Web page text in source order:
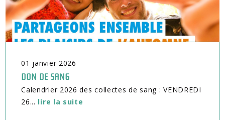
01 janvier 2026
DON DE SANG
Calendrier 2026 des collectes de sang : VENDREDI
26... lire la suite